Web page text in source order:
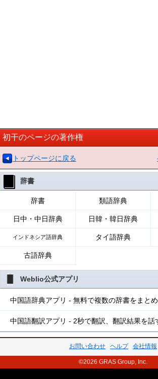
初干のページの著作権
トップページに戻る
辞書
辞書 類語辞典
日中・中日辞典 日韓・韓日辞典
インドネシア語辞典 タイ語辞典
古語辞典
Weblio公式アプリ
中国語辞典アプリ - 無料で複数の辞書をまと
中国語翻訳アプリ - 2秒で翻訳、翻訳結果を話
お問い合わせ ヘルプ 会社情報
©2026 GRAS Group, Inc.